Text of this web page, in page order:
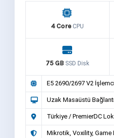
4 Core CPU
75 GB SSD Disk
E5 2690/2697 V2
Uzak Masaüstü
Türkiye / PremierDC
Mikrotik, Voxility, Game